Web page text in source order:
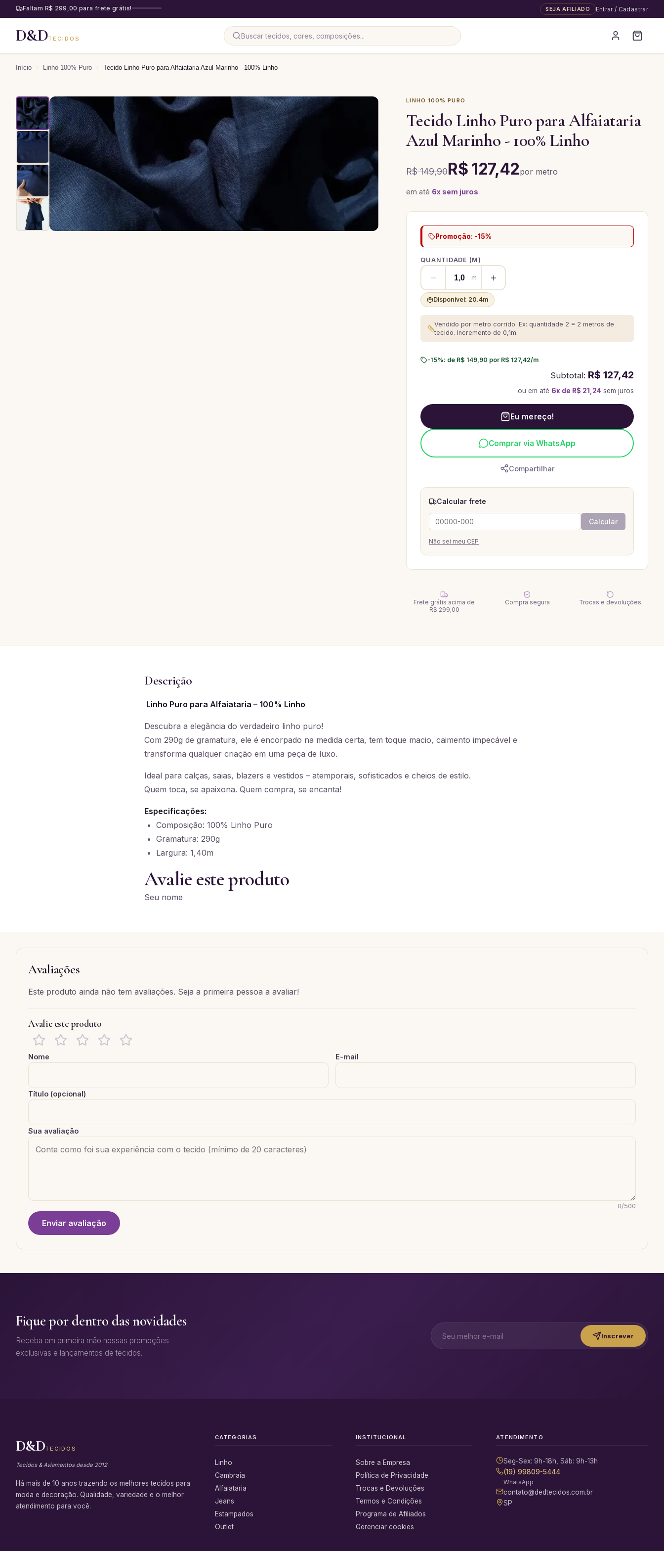
Faltam R$ 299,00 para frete grátis! SEJA AFILIADO Entrar / Cadastrar
D&DTECIDOS
Início / Linho 100% Puro / Tecido Linho Puro para Alfaiataria Azul Marinho - 100% Linho
LINHO 100% PURO
Tecido Linho Puro para Alfaiataria
Azul Marinho - 100% Linho
R$ 149,90R$ 127,42por metro
em até 6x sem juros
Promoção: -15%
QUANTIDADE (M)
m
Disponível: 20.4m
Vendido por metro corrido. Ex: quantidade 2 = 2 metros de
tecido. Incremento de 0,1m.
-15%: de R$ 149,90 por R$ 127,42/m
Subtotal: R$ 127,42
ou em até 6x de R$ 21,24sem juros
Eu mereço!
Comprar via WhatsApp
Compartilhar
Calcular frete
Calcular
Não sei meu CEP
Frete grátis acima de
R$ 299,00
Compra segura Trocas e devoluções
Descrição
Linho Puro para Alfaiataria – 100% Linho
Descubra a elegância do verdadeiro linho puro!
Com 290g de gramatura, ele é encorpado na medida certa, tem toque macio, caimento impecável e
transforma qualquer criação em uma peça de luxo.
Ideal para calças, saias, blazers e vestidos – atemporais, sofisticados e cheios de estilo.
Quem toca, se apaixona. Quem compra, se encanta!
Especificações:
• Composição: 100% Linho Puro
• Gramatura: 290g
• Largura: 1,40m
Avalie este produto
Seu nome
Avaliações
Este produto ainda não tem avaliações. Seja a primeira pessoa a avaliar!
Avalie este produto
Nome E-mail
Título (opcional)
Sua avaliação
0/500
Enviar avaliação
Fique por dentro das novidades
Receba em primeira mão nossas promoções
exclusivas e lançamentos de tecidos.
Inscrever
D&DTECIDOS
Tecidos & Aviamentos desde 2012
Há mais de 10 anos trazendo os melhores tecidos para
moda e decoração. Qualidade, variedade e o melhor
atendimento para você.
CATEGORIAS
Linho
Cambraia
Alfaiataria
Jeans
Estampados
Outlet
INSTITUCIONAL
Sobre a Empresa
Política de Privacidade
Trocas e Devoluções
Termos e Condições
Programa de Afiliados
Gerenciar cookies
ATENDIMENTO
Seg-Sex: 9h-18h, Sáb: 9h-13h
(19) 99809-5444
WhatsApp
contato@dedtecidos.com.br
SP